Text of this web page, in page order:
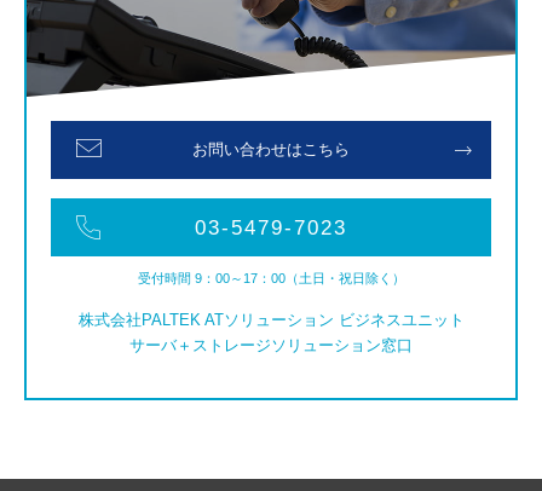
お問い合わせはこちら
03-5479-7023
受付時間 9：00～17：00（土日・祝日除く）
株式会社PALTEK ATソリューション ビジネスユニット
サーバ＋ストレージソリューション窓口